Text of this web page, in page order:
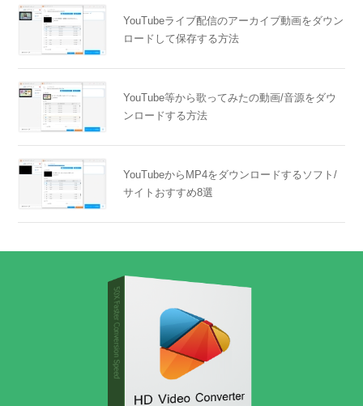
YouTubeライブ配信のアーカイブ動画をダウン
ロードして保存する方法
YouTube等から歌ってみたの動画/音源をダウ
ンロードする方法
YouTubeからMP4をダウンロードするソフト/
サイトおすすめ8選